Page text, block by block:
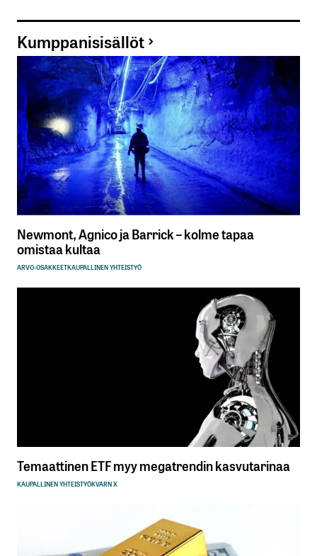
Kumppanisisällöt
Newmont, Agnico ja Barrick – kolme tapaa
omistaa kultaa
ARVO-OSAKKEETKAUPALLINEN YHTEISTYÖ
Temaattinen ETF myy megatrendin kasvutarinaa
KAUPALLINEN YHTEISTYÖKVARN X